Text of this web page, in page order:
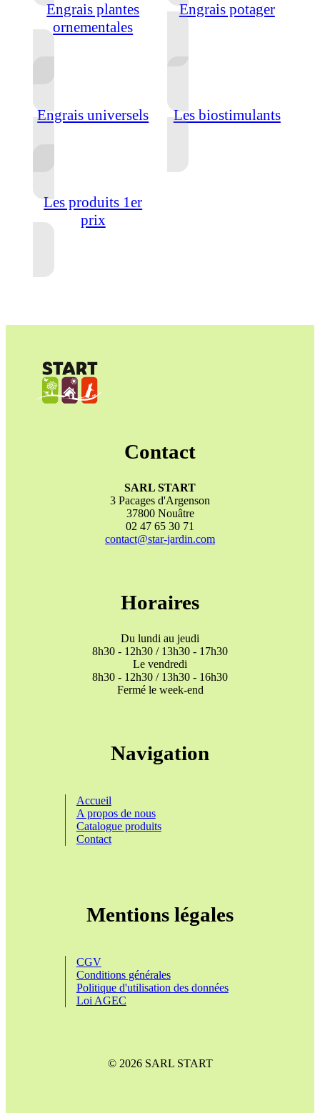
Engrais plantes
ornementales
Engrais potager
Engrais universels Les biostimulants
Les produits 1er
prix
Contact
SARL START
3 Pacages d'Argenson
37800 Nouâtre
02 47 65 30 71
contact@star-jardin.com
Horaires
Du lundi au jeudi
8h30 - 12h30 / 13h30 - 17h30
Le vendredi
8h30 - 12h30 / 13h30 - 16h30
Fermé le week-end
Navigation
Accueil
A propos de nous
Catalogue produits
Contact
Mentions légales
CGV
Conditions générales
Politique d'utilisation des données
Loi AGEC
© 2026 SARL START